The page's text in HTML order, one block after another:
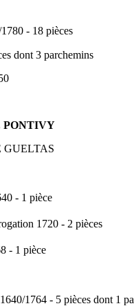
- 18 pièces
dont 3 parchemins
PONTIVY
GUELTAS
- 1 pièce
1720 - 2 pièces
- 1 pièce
1764 - 5 pièces dont 1